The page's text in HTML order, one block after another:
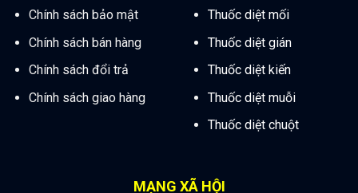
Chính sách bảo mật
Chính sách bán hàng
Chính sách đổi trả
Chính sách giao hàng
Thuốc diệt mối
Thuốc diệt gián
Thuốc diệt kiến
Thuốc diệt muỗi
Thuốc diệt chuột
MẠNG XÃ HỘI